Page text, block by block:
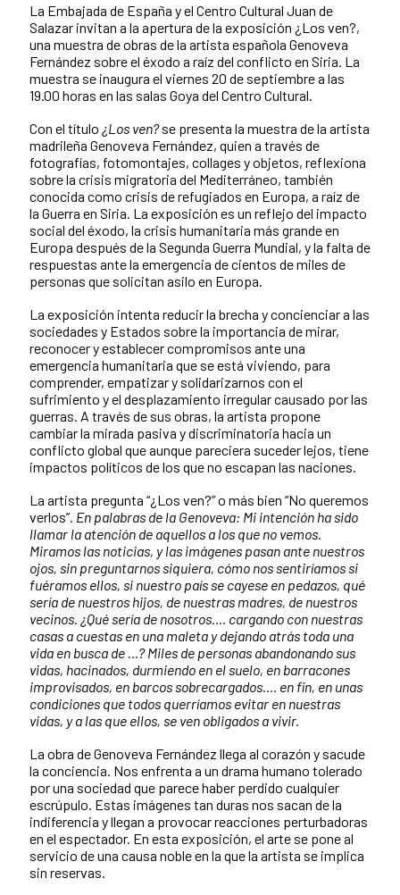
La Embajada de España y el Centro Cultural Juan de
Salazar invitan a la apertura de la exposición ¿Los ven?,
una muestra de obras de la artista española Genoveva
Fernández sobre el éxodo a raíz del conflicto en Siria. La
muestra se inaugura el viernes 20 de septiembre a las
19.00 horas en las salas Goya del Centro Cultural.
Con el título ¿Los ven?se presenta la muestra de la artista
madrileña Genoveva Fernández, quien a través de
fotografías, fotomontajes, collages y objetos, reflexiona
sobre la crisis migratoria del Mediterráneo, también
conocida como crisis de refugiados en Europa, a raíz de
la Guerra en Siria. La exposición es un reflejo del impacto
social del éxodo, la crisis humanitaria más grande en
Europa después de la Segunda Guerra Mundial, y la falta de
respuestas ante la emergencia de cientos de miles de
personas que solicitan asilo en Europa.
La exposición intenta reducir la brecha y concienciar a las
sociedades y Estados sobre la importancia de mirar,
reconocer y establecer compromisos ante una
emergencia humanitaria que se está viviendo, para
comprender, empatizar y solidarizarnos con el
sufrimiento y el desplazamiento irregular causado por las
guerras. A través de sus obras, la artista propone
cambiar la mirada pasiva y discriminatoria hacia un
conflicto global que aunque pareciera suceder lejos, tiene
impactos políticos de los que no escapan las naciones.
La artista pregunta “¿Los ven?” o más bien “No queremos
verlos”. En palabras de la Genoveva: Mi intención ha sido
llamar la atención de aquellos a los que no vemos.
Miramos las noticias, y las imágenes pasan ante nuestros
ojos, sin preguntarnos siquiera, cómo nos sentiríamos si
fuéramos ellos, si nuestro país se cayese en pedazos, qué
sería de nuestros hijos, de nuestras madres, de nuestros
vecinos. ¿Qué sería de nosotros…. cargando con nuestras
casas a cuestas en una maleta y dejando atrás toda una
vida en busca de …? Miles de personas abandonando sus
vidas, hacinados, durmiendo en el suelo, en barracones
improvisados, en barcos sobrecargados…. en fin, en unas
condiciones que todos querríamos evitar en nuestras
vidas, y a las que ellos, se ven obligados a vivir.
La obra de Genoveva Fernández llega al corazón y sacude
la conciencia. Nos enfrenta a un drama humano tolerado
por una sociedad que parece haber perdido cualquier
escrúpulo. Estas imágenes tan duras nos sacan de la
indiferencia y llegan a provocar reacciones perturbadoras
en el espectador. En esta exposición, el arte se pone al
servicio de una causa noble en la que la artista se implica
sin reservas.